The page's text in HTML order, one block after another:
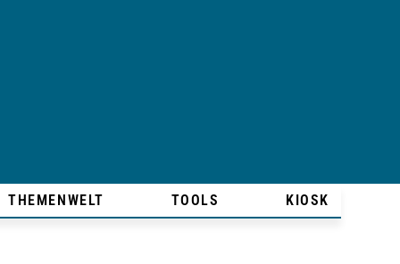
THEMENWELT TOOLS KIOSK